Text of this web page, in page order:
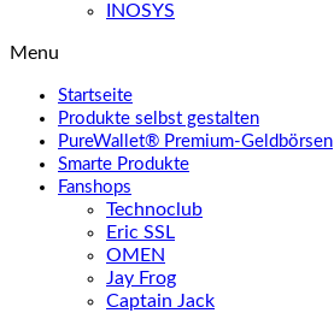
INOSYS
Menu
Startseite
Produkte selbst gestalten
PureWallet® Premium-Geldbörsen
Smarte Produkte
Fanshops
Technoclub
Eric SSL
OMEN
Jay Frog
Captain Jack